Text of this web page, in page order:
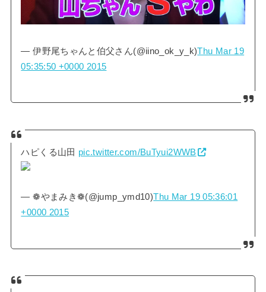
— 伊野尾ちゃんと伯父さん(@iino_ok_y_k)Thu Mar 19
05:35:50 +0000 2015
ハピくる山田 pic.twitter.com/BuTyui2WWB
— ❁やまみき❁(@jump_ymd10)Thu Mar 19 05:36:01
+0000 2015